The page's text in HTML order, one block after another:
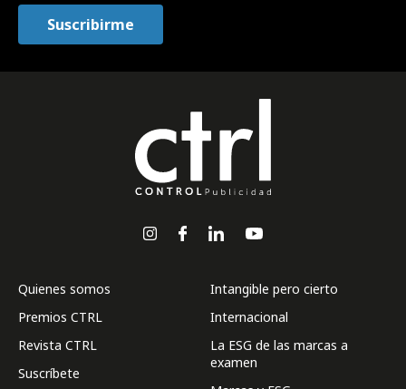
Quienes somos
Premios CTRL
Revista CTRL
Suscríbete
Intangible pero cierto
Internacional
La ESG de las marcas a
examen